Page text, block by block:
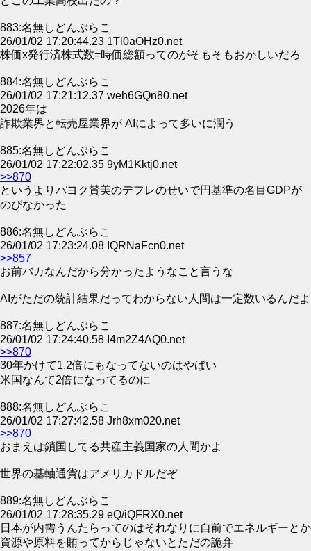
883:名無しどんぶらこ
26/01/02 17:20:44.23 1Tl0aOHz0.net
株価x発行済株式数=時価総額ってのがそもそもおかしいだろ
884:名無しどんぶらこ
26/01/02 17:21:12.37 weh6GQn80.net
2026年は
詐欺業界と転売屋業界が AIによって多いに潤う
885:名無しどんぶらこ
26/01/02 17:22:02.35 9yM1Kktj0.net
>>870
というよりパヨク賛美のデフレのせいで円基準の名目GDPが
のびなかった
886:名無しどんぶらこ
26/01/02 17:23:24.08 IQRNaFcn0.net
>>857
お前バカなんだから分かったようなこと言うな
AIがただの統計結果だってわからない人間は一定数いるんだよ
887:名無しどんぶらこ
26/01/02 17:24:40.58 I4m2Z4AQ0.net
>>870
30年かけて1.2倍にもなってないのはやばい
米国なんて2倍になってるのに
888:名無しどんぶらこ
26/01/02 17:27:42.58 Jrh8xm020.net
>>870
おまえは鎖国してる共産主義国家の人間かよ
世界の基軸通貨はアメリカドルだぞ
889:名無しどんぶらこ
26/01/02 17:28:35.29 eQ/iQFRX0.net
日本が内需うんたらってのはそれなりに自前でエネルギーとか
資源や原料を賄ってからじゃないとただの詭弁